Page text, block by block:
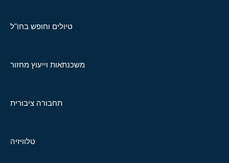
טיולים וחופש בחו"ל
משכנתאות וייעוץ מחזור
תחבורה ציבורית
טלוויזיה